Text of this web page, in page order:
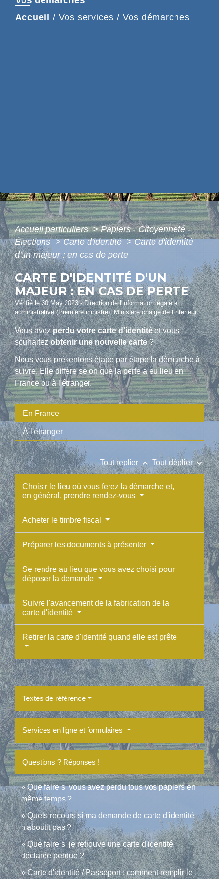
Accueil / Vos services / Vos démarches
Accueil particuliers> Papiers - Citoyenneté -
Élections> Carte d'identité> Carte d'identité
d'un majeur : en cas de perte
CARTE D'IDENTITÉ D'UN
MAJEUR : EN CAS DE PERTE
Vérifié le 30 May 2023 - Direction de l'information légale et
administrative (Première ministre), Ministère chargé de l'intérieur
Vous avezperdu votre carte d'identitéet vous
souhaitezobtenir une nouvelle carte?
Nous vous présentons étape par étape la démarche à
suivre. Elle diffère selon que la perte a eu lieu en
France ou à l'étranger.
En France
À l'étranger
Tout replier keyboard_arrow_up Tout déplierkeyboard_arrow_down
Choisir le lieu où vous ferez la démarche et,
en général, prendre rendez-vous
Acheter le timbre fiscal
Préparer les documents à présenter
Se rendre au lieu que vous avez choisi pour
déposer la demande
Suivre l'avancement de la fabrication de la
carte d'identité
Retirer la carte d'identité quand elle est prête
Textes de référence
Services en ligne et formulaires
Questions ? Réponses !
Que faire si vous avez perdu tous vos papiers en
même temps ?
Quels recours si ma demande de carte d'identité
n'aboutit pas ?
Que faire si je retrouve une carte d'identité
déclarée perdue ?
Carte d'identité / Passeport : comment remplir le